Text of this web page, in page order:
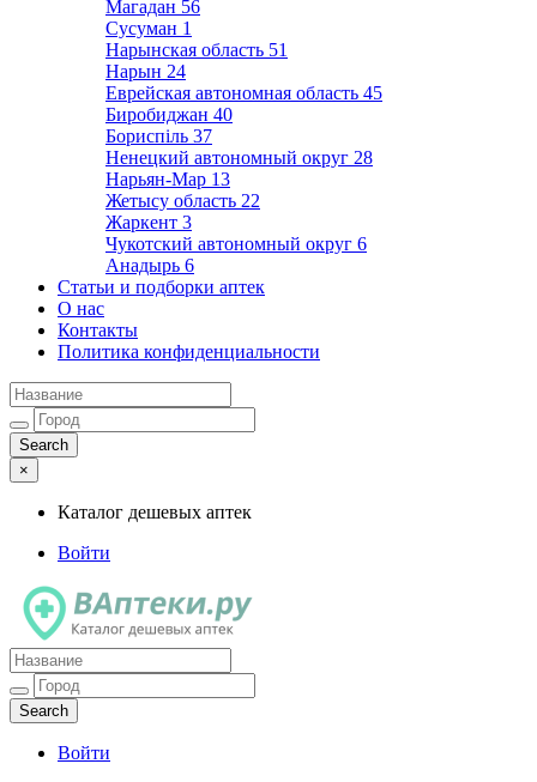
Магадан 56
Сусуман 1
Нарынская область 51
Нарын 24
Еврейская автономная область 45
Биробиджан 40
Бориспіль 37
Ненецкий автономный округ 28
Нарьян-Мар 13
Жетысу область 22
Жаркент 3
Чукотский автономный округ 6
Анадырь 6
Статьи и подборки аптек
О нас
Контакты
Политика конфиденциальности
×
Каталог дешевых аптек
Войти
Каталог дешевых аптек
Войти